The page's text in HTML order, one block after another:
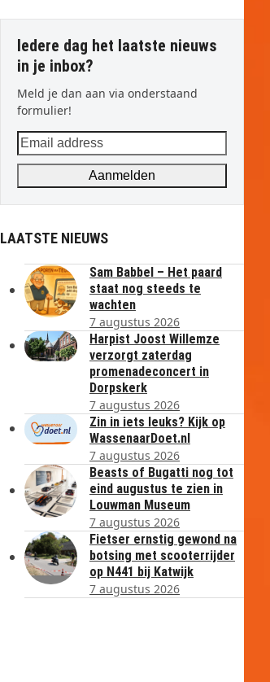
Iedere dag het laatste nieuws
in je inbox?
Meld je dan aan via onderstaand
formulier!
Email
address
Aanmelden
LAATSTE NIEUWS
Sam Babbel – Het paard
staat nog steeds te
wachten
7 augustus 2026
Harpist Joost Willemze
verzorgt zaterdag
promenadeconcert in
Dorpskerk
7 augustus 2026
Zin in iets leuks? Kijk op
WassenaarDoet.nl
7 augustus 2026
Beasts of Bugatti nog tot
eind augustus te zien in
Louwman Museum
7 augustus 2026
Fietser ernstig gewond na
botsing met scooterrijder
op N441 bij Katwijk
7 augustus 2026